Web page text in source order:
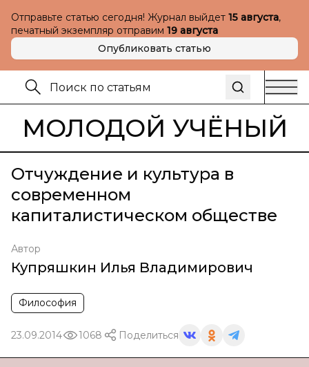
Отправьте статью сегодня! Журнал выйдет 15 августа,
печатный экземпляр отправим 19 августа
Опубликовать статью
МОЛОДОЙ УЧЁНЫЙ
Отчуждение и культура в
современном
капиталистическом обществе
Автор
Купряшкин Илья Владимирович
Философия
23.09.2014 1068 Поделиться